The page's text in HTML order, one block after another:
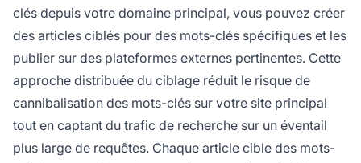
clés depuis votre domaine principal, vous pouvez créer
des articles ciblés pour des mots-clés spécifiques et les
publier sur des plateformes externes pertinentes. Cette
approche distribuée du ciblage réduit le risque de
cannibalisation des mots-clés sur votre site principal
tout en captant du trafic de recherche sur un éventail
plus large de requêtes. Chaque article cible des mots-